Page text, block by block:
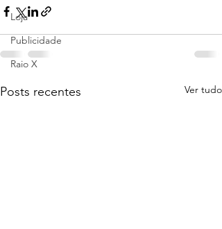
Loja
Publicidade
Raio X
Posts recentes Ver tudo